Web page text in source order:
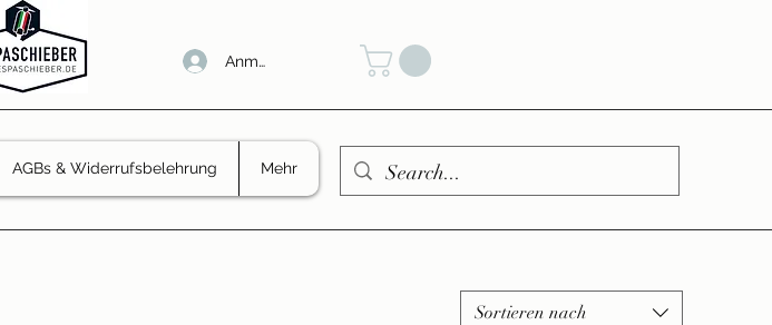
Anmelden
AGBs & Widerrufsbelehrung Mehr
Sortieren nach